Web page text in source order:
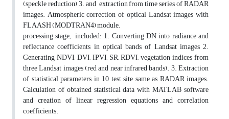
(speckle reduction) 3. and extraction from time series of RADAR
images. Atmospheric correction of optical Landsat images with
FLAASH (MODTRAN4) module.
processing stage; included: 1. Converting DN into radiance and
reflectance coefficients in optical bands of Landsat images 2.
Generating NDVI, DVI, IPVI, SR, RDVI, vegetation indices from
three Landsat images (red and near infrared bands). 3. Extraction
of statistical parameters in 10 test site same as RADAR images.
Calculation of obtained statistical data with MATLAB software
and creation of linear regression equations and correlation
coefficients.